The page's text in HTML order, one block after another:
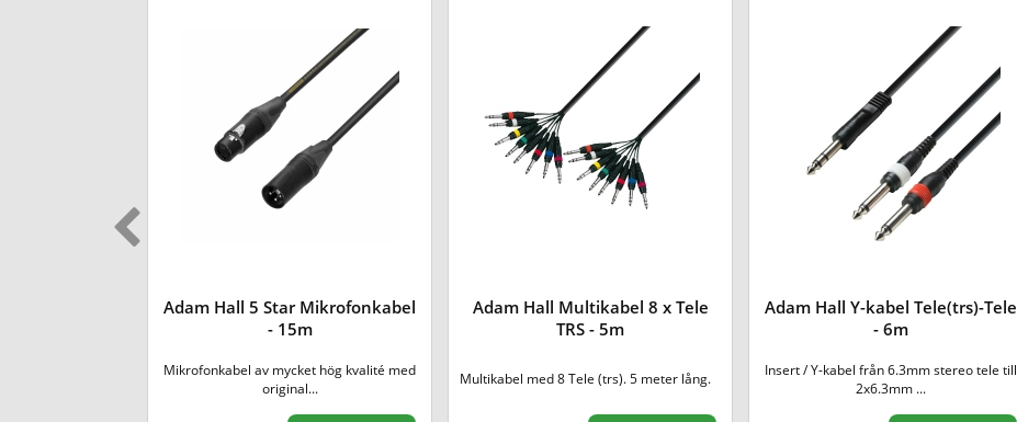
Adam Hall 5 Star Mikrofonkabel
- 15m
Mikrofonkabel av mycket hög kvalité med
original...
Adam Hall Multikabel 8 x Tele
TRS - 5m
Multikabel med 8 Tele (trs). 5 meter lång.
Adam Hall Y-kabel Tele(trs)-Tele
- 6m
Insert / Y-kabel från 6.3mm stereo tele till
2x6.3mm ...